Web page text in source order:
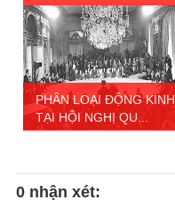
PHÂN LOẠI ĐỘNG KINH
TẠI HỘI NGHỊ QU...
0 nhận xét: